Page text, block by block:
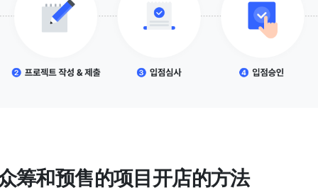
筹和预售的项目开店的方法